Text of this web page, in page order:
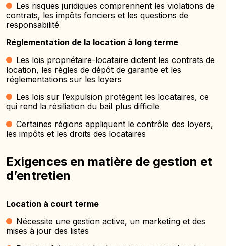
Les risques juridiques comprennent les violations de
contrats, les impôts fonciers et les questions de
responsabilité
Réglementation de la location à long terme
Les lois propriétaire-locataire dictent les contrats de
location, les règles de dépôt de garantie et les
réglementations sur les loyers
Les lois sur l’expulsion protègent les locataires, ce
qui rend la résiliation du bail plus difficile
Certaines régions appliquent le contrôle des loyers,
les impôts et les droits des locataires
Exigences en matière de gestion et
d’entretien
Location à court terme
Nécessite une gestion active, un marketing et des
mises à jour des listes